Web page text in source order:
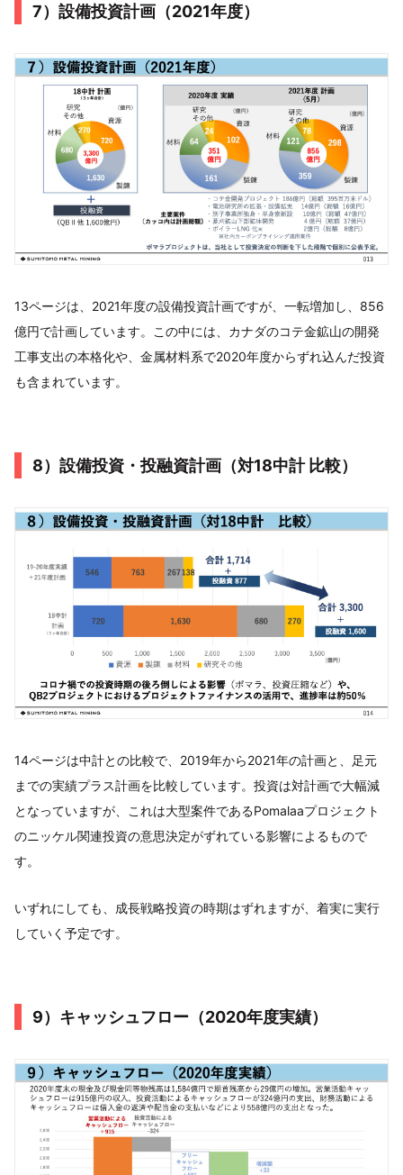
7）設備投資計画（2021年度）
13ページは、2021年度の設備投資計画ですが、一転増加し、856
億円で計画しています。この中には、カナダのコテ金鉱山の開発
工事支出の本格化や、金属材料系で2020年度からずれ込んだ投資
も含まれています。
8）設備投資・投融資計画（対18中計 比較）
14ページは中計との比較で、2019年から2021年の計画と、足元
までの実績プラス計画を比較しています。投資は対計画で大幅減
となっていますが、これは大型案件であるPomalaaプロジェクト
のニッケル関連投資の意思決定がずれている影響によるもので
す。
いずれにしても、成長戦略投資の時期はずれますが、着実に実行
していく予定です。
9）キャッシュフロー（2020年度実績）